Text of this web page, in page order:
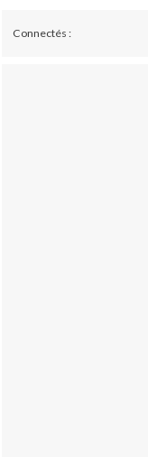
Connectés :